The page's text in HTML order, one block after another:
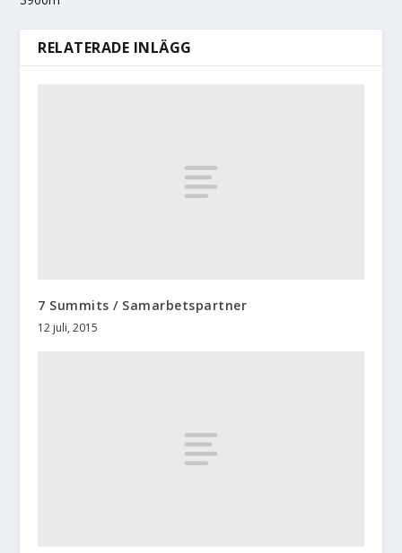
RELATERADE INLÄGG
7 Summits / Samarbetspartner
12 juli, 2015